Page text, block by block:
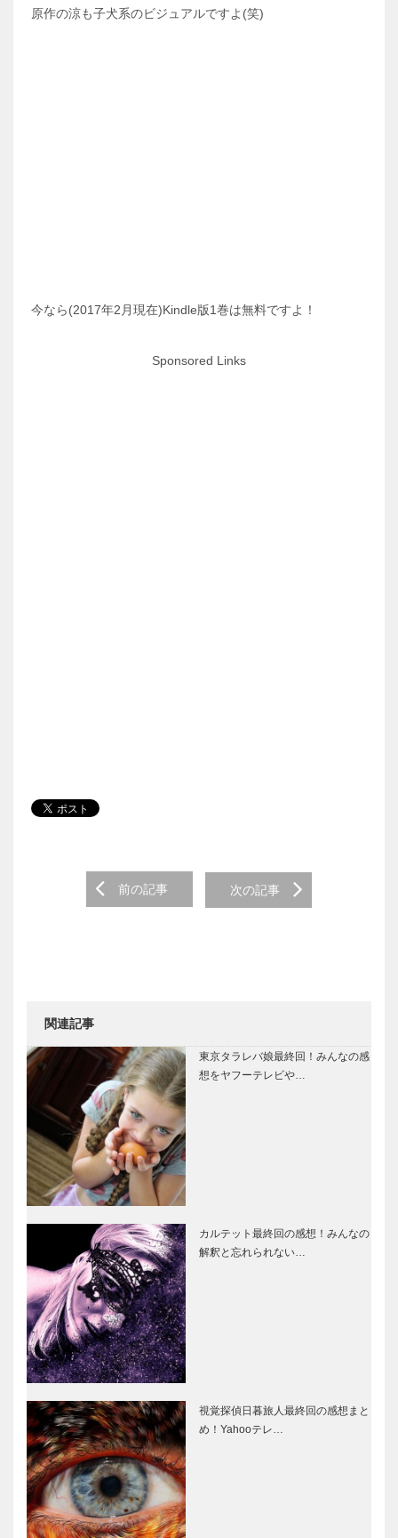
原作の涼も子犬系のビジュアルですよ(笑)
今なら(2017年2月現在)Kindle版1巻は無料ですよ！
Sponsored Links
Post navigation
前の記事 次の記事
関連記事
東京タラレバ娘最終回！みんなの感
想をヤフーテレビや…
カルテット最終回の感想！みんなの
解釈と忘れられない…
視覚探偵日暮旅人最終回の感想まと
め！Yahooテレ…